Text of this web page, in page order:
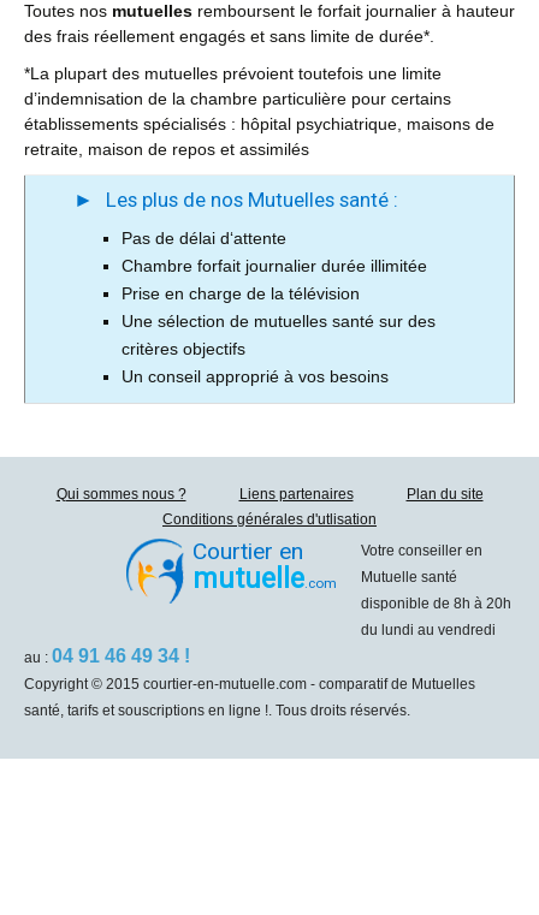
Toutes nos mutuelles remboursent le forfait journalier à hauteur
des frais réellement engagés et sans limite de durée*.
*La plupart des mutuelles prévoient toutefois une limite
d’indemnisation de la chambre particulière pour certains
établissements spécialisés : hôpital psychiatrique, maisons de
retraite, maison de repos et assimilés
Les plus de nos Mutuelles santé :
Pas de délai d‘attente
Chambre forfait journalier durée illimitée
Prise en charge de la télévision
Une sélection de mutuelles santé sur des
critères objectifs
Un conseil approprié à vos besoins
Qui sommes nous ? Liens partenaires
Plan du site
Conditions générales d'utlisation
Courtier en
mutuelle.com
Votre conseiller en
Mutuelle santé
disponible de 8h à 20h
du lundi au vendredi
au : 04 91 46 49 34 !
Copyright © 2015 courtier-en-mutuelle.com - comparatif de Mutuelles
santé, tarifs et souscriptions en ligne !. Tous droits réservés.